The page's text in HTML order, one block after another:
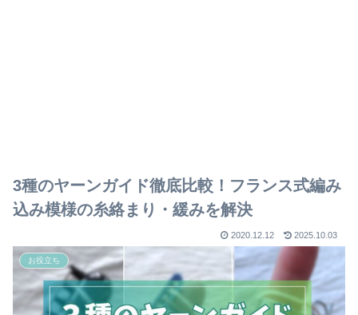
3種のヤーンガイド徹底比較！フランス式編み
込み模様の糸絡まり・緩みを解決
2020.12.12 2025.10.03
お役立ち